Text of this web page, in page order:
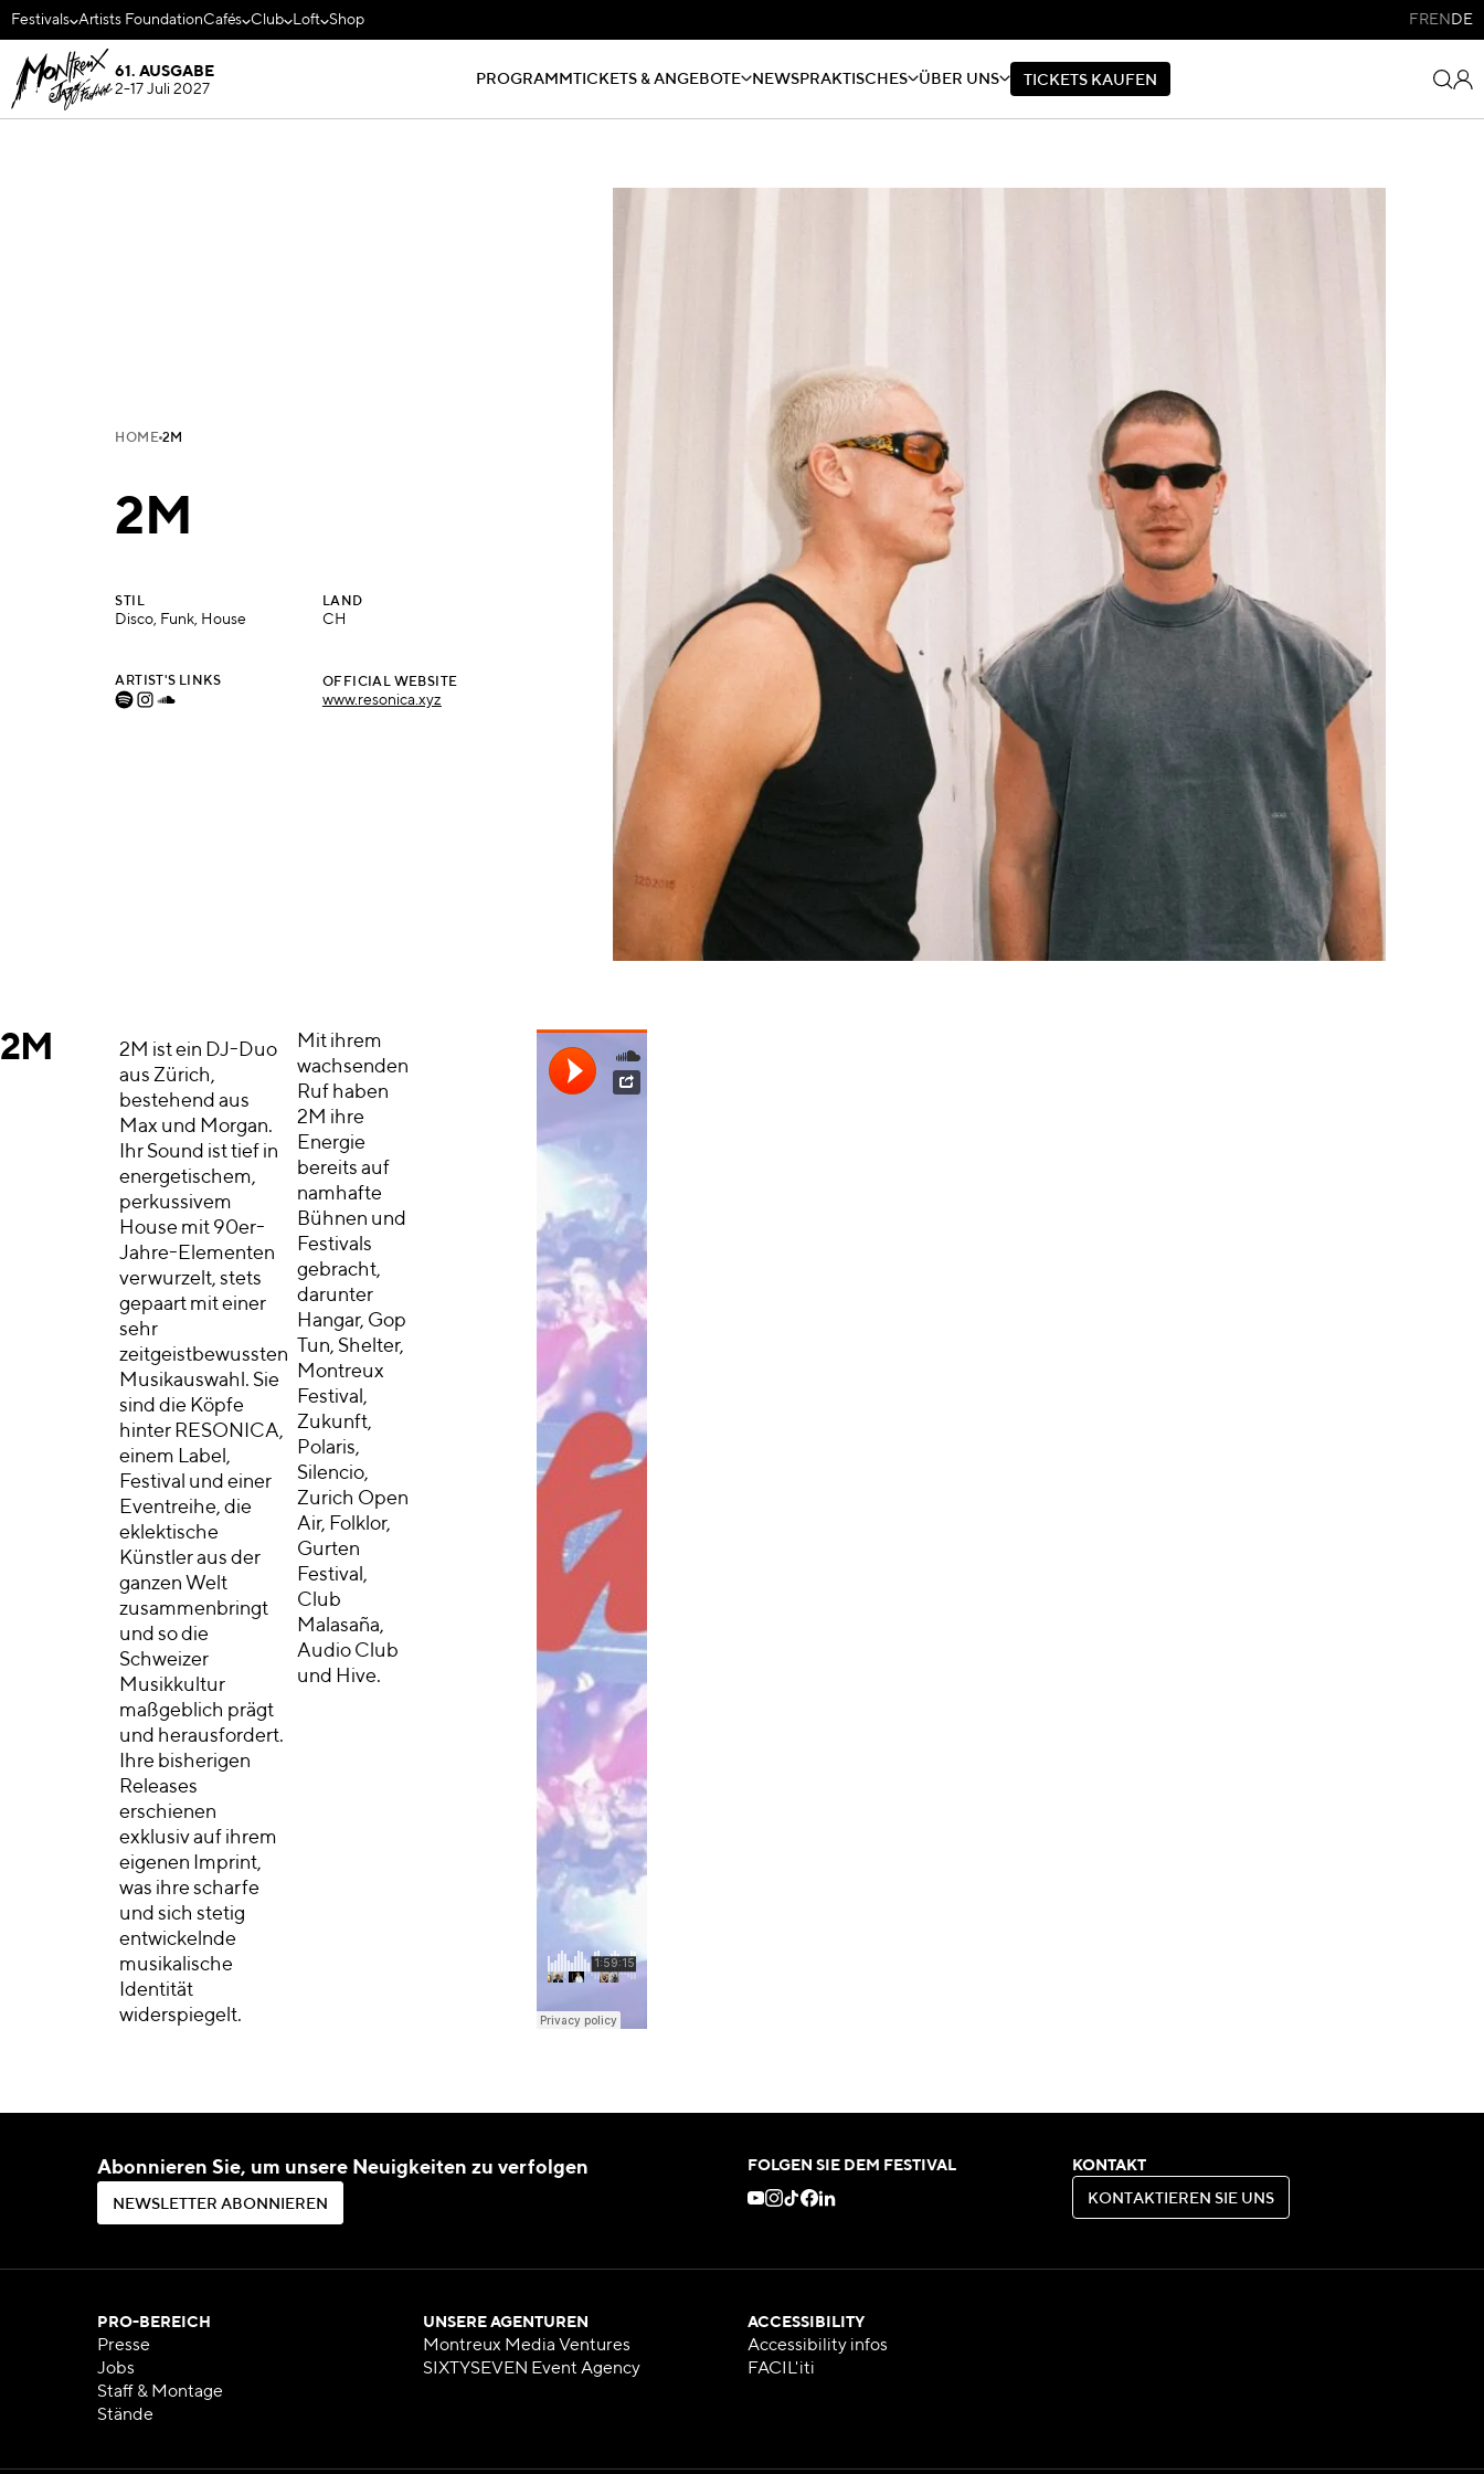
Festivals Artists FoundationCafés Club Loft Shop FREN DE
61. AUSGABE
2-17 Juli 2027
PROGRAMMTICKETS & ANGEBOTE NEWS PRAKTISCHES ÜBER UNS IC K E TS KAU F E N
TICKETS KAUFEN
HOME 2M
2M
STIL
Disco, Funk, House
LAND
CH
ARTIST'S LINKS OFFICIAL WEBSITE
www.resonica.xyz
2M
2M ist ein DJ-Duo
aus Zürich,
bestehend aus
Max und Morgan.
Ihr Sound ist tief in
energetischem,
perkussivem
House mit 90er-
Jahre-Elementen
verwurzelt, stets
gepaart mit einer
sehr
zeitgeistbewussten
Musikauswahl. Sie
sind die Köpfe
hinter RESONICA,
einem Label,
Festival und einer
Eventreihe, die
eklektische
Künstler aus der
ganzen Welt
zusammenbringt
und so die
Schweizer
Musikkultur
maßgeblich prägt
und herausfordert.
Ihre bisherigen
Releases
erschienen
exklusiv auf ihrem
eigenen Imprint,
was ihre scharfe
und sich stetig
entwickelnde
musikalische
Identität
widerspiegelt.
Mit ihrem
wachsenden
Ruf haben
2M ihre
Energie
bereits auf
namhafte
Bühnen und
Festivals
gebracht,
darunter
Hangar, Gop
Tun, Shelter,
Montreux
Festival,
Zukunft,
Polaris,
Silencio,
Zurich Open
Air, Folklor,
Gurten
Festival,
Club
Malasaña,
Audio Club
und Hive.
Abonnieren Sie, um unsere Neuigkeiten zu verfolgen
N EWS L E E R A BO N N E R E N
NEWSLETTER ABONNIEREN
FOLGEN SIE DEM FESTIVAL KONTAKT
KO N TA K E R E N S E U NS
KONTAKTIEREN SIE UNS
PRO-BEREICH
Presse
Jobs
Staff & Montage
Stände
UNSERE AGENTUREN
Montreux Media Ventures
SIXTYSEVEN Event Agency
ACCESSIBILITY
Accessibility infos
FACIL'iti